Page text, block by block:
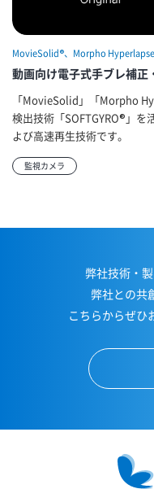
MovieSolid®、Morpho
動画向け電子式手ブレ補正
「MovieSolid」「Morpho
検出技術「SOFTGYRO®」
よび高速再生技術です。
監視カメラ
弊社技術・
弊社との共
こちらからぜひ